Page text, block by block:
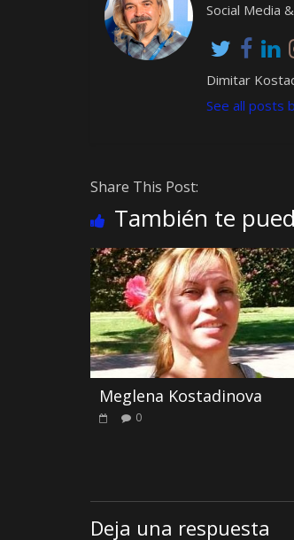
Social Media
Dimitar
See all posts
Share This Post:
También te
Meglena Kostadinova
0
Deja una respuesta